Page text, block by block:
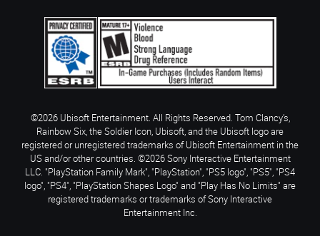
©2026 Ubisoft Entertainment. All Rights Reserved. Tom Clancy’s,
Rainbow Six, the Soldier Icon, Ubisoft, and the Ubisoft logo are
registered or unregistered trademarks of Ubisoft Entertainment in the
US and/or other countries. ©2026 Sony Interactive Entertainment
LLC. "PlayStation Family Mark", "PlayStation", "PS5 logo", "PS5", "PS4
logo", "PS4", "PlayStation Shapes Logo" and "Play Has No Limits" are
registered trademarks or trademarks of Sony Interactive
Entertainment Inc.